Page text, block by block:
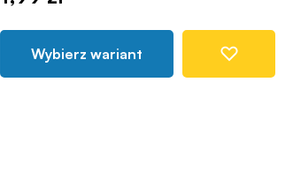
Wybierz wariant